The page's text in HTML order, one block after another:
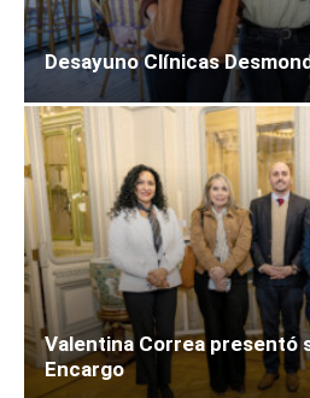
Desayuno Clínicas
Valentina Correa presentó
Encargo